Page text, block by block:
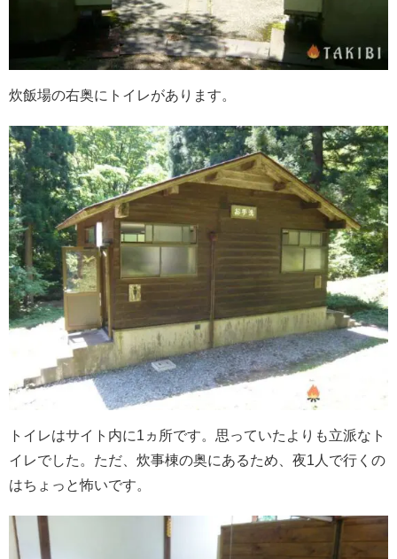
炊飯場の右奥にトイレがあります。
トイレはサイト内に1ヵ所です。思っていたよりも立派なト
イレでした。ただ、炊事棟の奥にあるため、夜1人で行くの
はちょっと怖いです。